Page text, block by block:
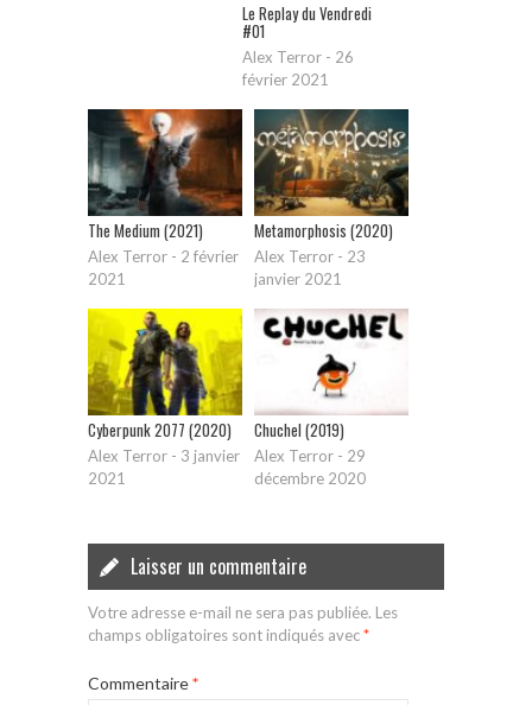
Le Replay du Vendredi
#01
Alex Terror - 26
février 2021
The Medium (2021)
Alex Terror - 2 février
2021
Metamorphosis (2020)
Alex Terror - 23
janvier 2021
Cyberpunk 2077 (2020)
Alex Terror - 3 janvier
2021
Chuchel (2019)
Alex Terror - 29
décembre 2020
Laisser un commentaire
Votre adresse e-mail ne sera pas publiée. Les
champs obligatoires sont indiqués avec*
Commentaire*